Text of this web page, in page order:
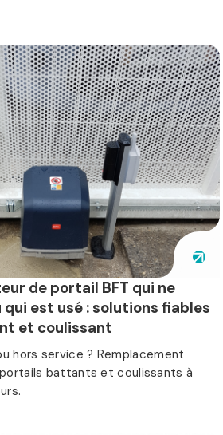
de portail BFT qui ne
est usé : solutions fiables
et coulissant
hors service ? Remplacement
battants et coulissants à